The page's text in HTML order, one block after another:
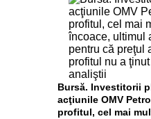
Bursă. Investitorii
acţiunile OMV
profitul, cel mai